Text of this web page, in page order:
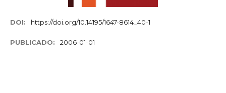
DOI: https://doi.org/10.14195/1647-8614_40-1
PUBLICADO: 2006-01-01